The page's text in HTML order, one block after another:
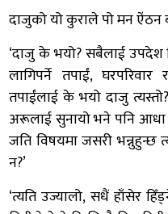
दाजुको यो कुराले पो मन ऐंठन
‘दाजु के भयो? सबैलाई उपदेश
लागिपर्ने तपाईं,
तपाईंलाई के भयो दाजु
अरूलाई सुनायो भने पनि
जति विषयमा जसरी भन्नुहुन्छ
न?’
‘त्यति उज्यालो, सधैं हाँसेर